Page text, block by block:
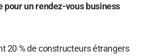
pour un rendez-vous business
20 % de constructeurs étrangers